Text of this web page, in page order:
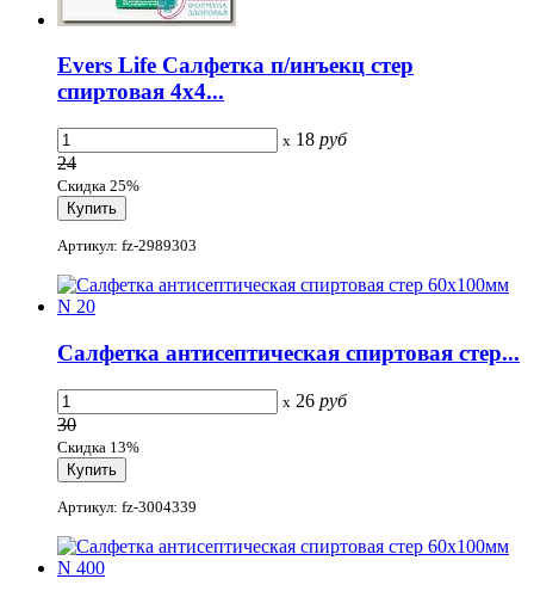
Evers Life Салфетка п/инъекц стер
спиртовая 4х4...
x 18 руб
24
Скидка 25%
Артикул: fz-2989303
Салфетка антисептическая спиртовая стер...
x 26 руб
30
Скидка 13%
Артикул: fz-3004339